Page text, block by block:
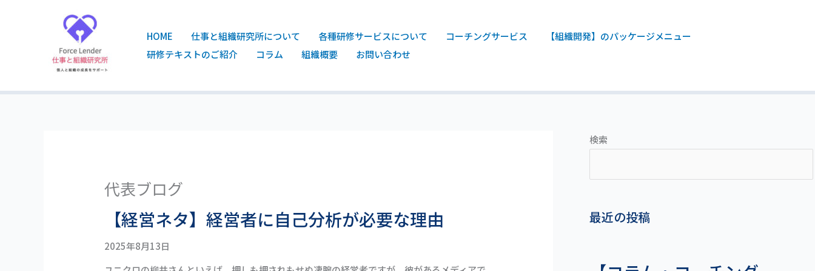
プ
HOME 仕事と組織研究所について 各種研修サービスについて コーチングサービス
【組織開発】のパッケージメニュー
研修テキストのご紹介
コラム 組織概要 お問い合わせ
代表ブログ
【経営ネタ】経営者に自己分析が必要な理由
2025年8月13日
検索
最近の投稿